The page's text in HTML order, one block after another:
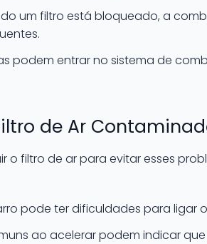
um filtro está bloqueado, a
podem entrar no sistema de
de Ar
o filtro de ar para evitar esses
pode ter dificuldades para ligar
ao acelerar podem indicar